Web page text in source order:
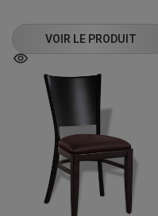
VOIR LE PRODUIT